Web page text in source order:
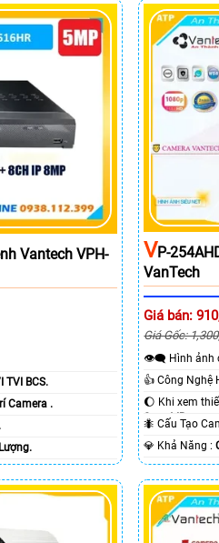
Vantech VPH-
TVI BCS.
Camera .
VP-
VanTech
Giá bán:
Giá Gốc:
👁️‍🗨 Hình
Smart IR.
🐜 Cấu Tạo
️💎 Khả Năng :